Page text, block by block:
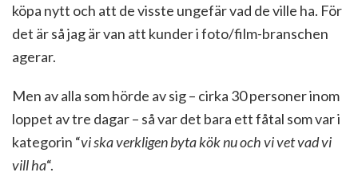
köpa nytt och att de visste ungefär vad de ville ha. För
det är så jag är van att kunder i foto/film-branschen
agerar.
Men av alla som hörde av sig – cirka 30 personer inom
loppet av tre dagar – så var det bara ett fåtal som var i
kategorin “vi ska verkligen byta kök nu och vi vet vad vi
vill ha“.